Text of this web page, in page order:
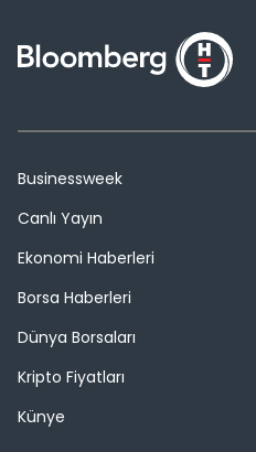
Businessweek
Canlı Yayın
Ekonomi Haberleri
Borsa Haberleri
Dünya Borsaları
Kripto Fiyatları
Künye